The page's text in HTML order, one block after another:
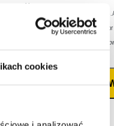
cookies
wszystkie
zgodę na przetwarzanie przez eFaktor
zgodę na wykorzystywanie przez
(rozwiń)
zgodę na otrzymywanie informacji
ZAMÓW